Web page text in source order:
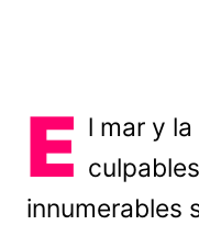
E l mar y
innumerables